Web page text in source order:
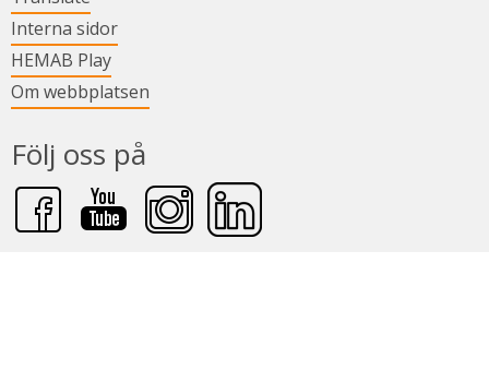
Interna sidorLänk till annan webbplats.
HEMAB PlayLänk till annan webbplats.
Om webbplatsen
Följ oss på